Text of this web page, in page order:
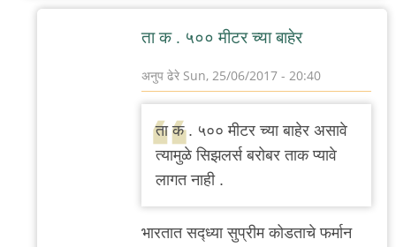
ता क . ५०० मीटर च्या बाहेर
अनुप ढेरे Sun, 25/06/2017 - 20:40
In
reply
to
ता क . ५०० मीटर च्या बाहेर असावे
त्यामुळे सिझलर्स बरोबर ताक प्यावे
लागत नाही .
भार‌तात‌ स‌द्ध्या सुप्रीम‌ कोड‌ताचे फ‌र्मान